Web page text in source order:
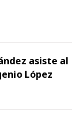
asiste al
López